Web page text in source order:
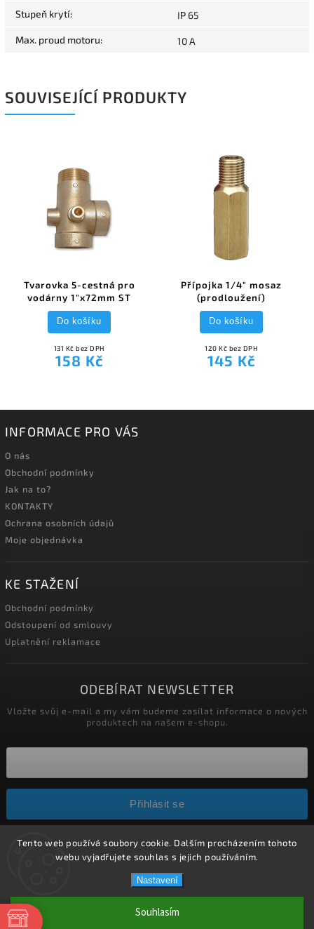
Tento web používá soubory cookie. Dalším procházením tohoto
webu vyjadřujete souhlas s jejich používáním.
Nastavení
Souhlasím
Stupeň krytí: IP 65
Max. proud motoru: 10 A
SOUVISEJÍCÍ PRODUKTY
Tvarovka 5-cestná pro
vodárny 1"x72mm ST
131 Kč bez DPH
158 Kč
Do košíku
Přípojka 1/4" mosaz
(prodloužení)
120 Kč bez DPH
145 Kč
Do košíku
INFORMACE PRO VÁS
O nás
Obchodní podmínky
Jak na to?
KONTAKTY
Ochrana osobních údajů
Moje objednávka
KE STAŽENÍ
Obchodní podmínky
Odstoupení od smlouvy
Uplatnění reklamace
ODEBÍRAT NEWSLETTER
Vložte svůj e-mail a my vám budeme zasílat informace o nových
produktech na našem e-shopu.
Přihlásit se
Copyright 2026HELÍSEK stavební s.r.o.. Všechna práva
vyhrazena.
Upravit nastavení cookies